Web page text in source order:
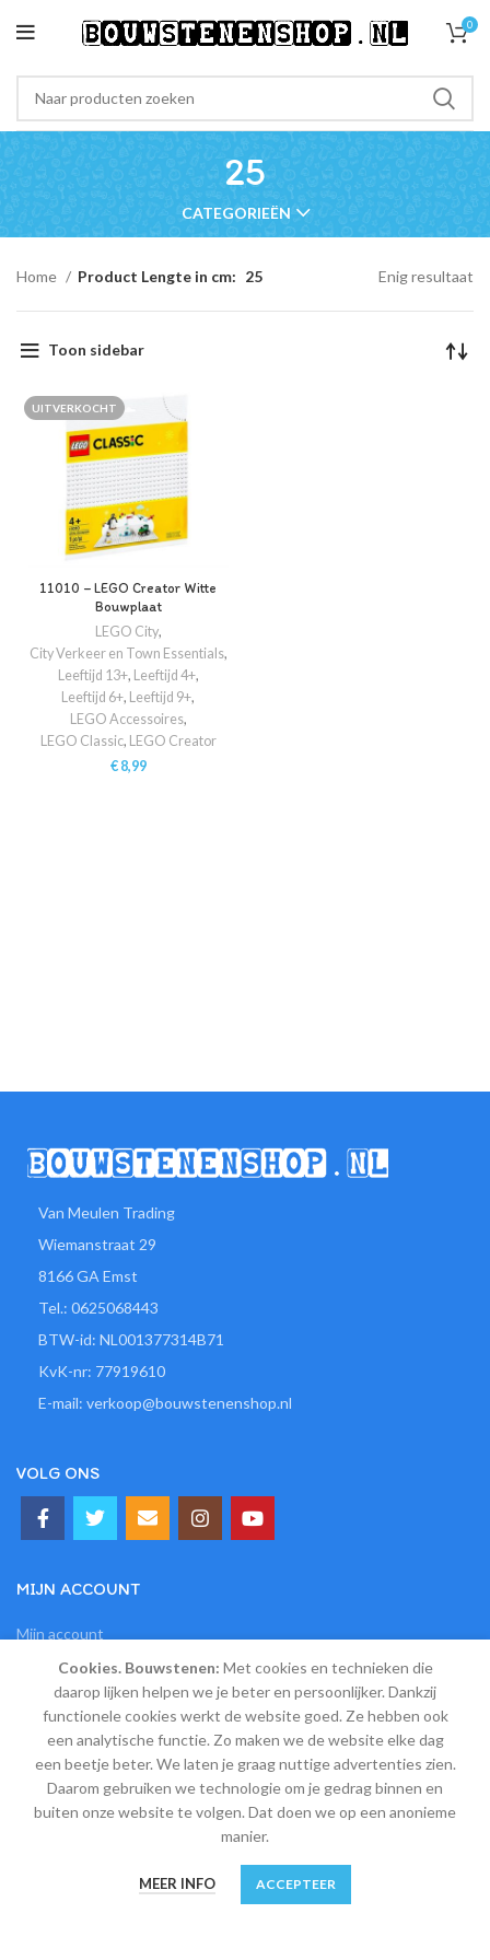
0
25
CATEGORIEËN
Home Product Lengte in cm: 25 Enig resultaat
Toon sidebar
UITVERKOCHT
11010 – LEGO Creator Witte
Bouwplaat
LEGO City,
City Verkeer en Town Essentials,
Leeftijd 13+, Leeftijd 4+,
Leeftijd 6+, Leeftijd 9+,
LEGO Accessoires,
LEGO Classic, LEGO Creator
€8,99
Van Meulen Trading
Wiemanstraat 29
8166 GA Emst
Tel.: 0625068443
BTW-id: NL001377314B71
KvK-nr: 77919610
E-mail: verkoop@bouwstenenshop.nl
VOLG ONS
MIJN ACCOUNT
Mijn account
Winkelwagen
Afrekenen
Verlanglijst
Shop
Algemene leveringsvoorwaarden
Cookies. Bouwstenen: Met cookies en technieken die
daarop lijken helpen we je beter en persoonlijker. Dankzij
functionele cookies werkt de website goed. Ze hebben ook
een analytische functie. Zo maken we de website elke dag
een beetje beter. We laten je graag nuttige advertenties zien.
Daarom gebruiken we technologie om je gedrag binnen en
buiten onze website te volgen. Dat doen we op een anonieme
manier.
MEER INFO ACCEPTEER
Verlanglijst